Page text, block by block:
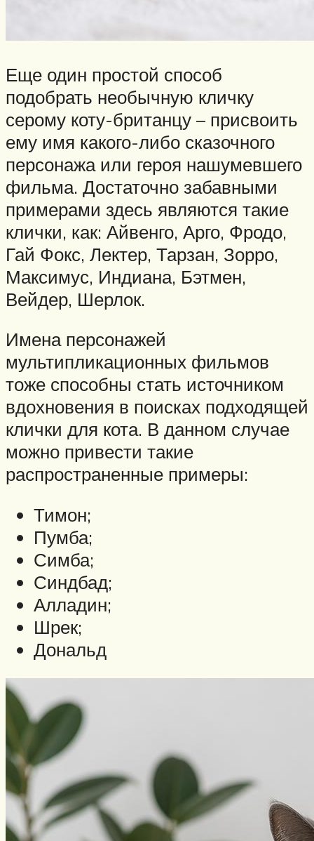
Еще один простой способ
подобрать необычную кличку
серому коту-британцу – присвоить
ему имя какого-либо сказочного
персонажа или героя нашумевшего
фильма. Достаточно забавными
примерами здесь являются такие
клички, как: Айвенго, Арго, Фродо,
Гай Фокс, Лектер, Тарзан, Зорро,
Максимус, Индиана, Бэтмен,
Вейдер, Шерлок.
Имена персонажей
мультипликационных фильмов
тоже способны стать источником
вдохновения в поисках подходящей
клички для кота. В данном случае
можно привести такие
распространенные примеры:
Тимон;
Пумба;
Симба;
Синдбад;
Алладин;
Шрек;
Дональд